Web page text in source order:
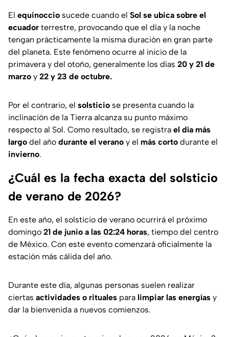
El equinoccio sucede cuando el Sol se ubica sobre el
ecuador terrestre, provocando que el día y la noche
tengan prácticamente la misma duración en gran parte
del planeta. Este fenómeno ocurre al inicio de la
primavera y del otoño, generalmente los días 20 y 21 de
marzo y 22 y 23 de octubre.
Por el contrario, el solsticio se presenta cuando la
inclinación de la Tierra alcanza su punto máximo
respecto al Sol. Como resultado, se registra el día más
largo del año durante el verano y el más corto durante el
invierno.
¿Cuál es la fecha exacta del solsticio
de verano de 2026?
En este año, el solsticio de verano ocurrirá el próximo
domingo 21 de junio a las 02:24 horas, tiempo del centro
de México. Con este evento comenzará oficialmente la
estación más cálida del año.
Durante este día, algunas personas suelen realizar
ciertas actividades o rituales para limpiar las energías y
dar la bienvenida a nuevos comienzos.